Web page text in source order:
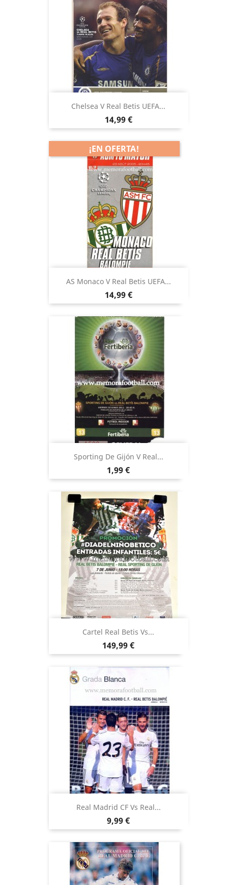
Chelsea V Real Betis UEFA...
Precio
14,99 €
AS Monaco V Real Betis UEFA...
Precio
14,99 €
¡EN OFERTA!
Sporting De Gijón V Real...
Precio
1,99 €
Cartel Real Betis Vs...
Precio
149,99 €
Real Madrid CF Vs Real...
Precio
9,99 €